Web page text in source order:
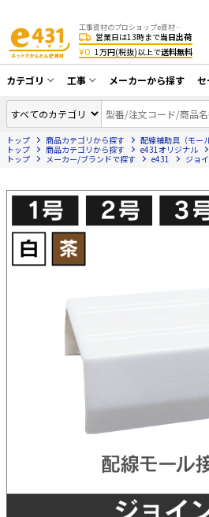
工事資材のプロショップe資材 CATV・アンテナ・防犯・光・LAN・電気・空調工事など
営業日は13時まで当日出荷
¥0 1万円(税抜)以上で送料無料
カテゴリ
同軸ケーブル／テレビ用接栓／関連工具
アンテナ・取付金具・ブースター／
部材類
防犯工事関連
HDMIケーブル・周辺機器／RCAケーブル
電話線／コネクタ／アダプタ
LANケーブル・コネクタ・関連資材/機器
ネットワーク機器
エアコン・換気扇・空調資材
太陽光発電ケーブル・コネクタ・関連資
電源ケーブル／コネクタ／分電盤／ブレ
照明・照明器具
電源タップ・延長コード
工事
CATV・アンテナ工事
光工事・FTTH工事
防犯カメラ工事
LAN配線工事
ホテル・病院向け
メーカーから探す セ
トップ 商品カテゴリから探す 配線補助具（モー
トップ
商品カテゴリから探す e431オリジナル
トップ
メーカー/ブランドで探す e431 ジョ